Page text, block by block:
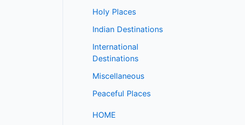
Holy Places
Indian Destinations
International
Destinations
Miscellaneous
Peaceful Places
HOME